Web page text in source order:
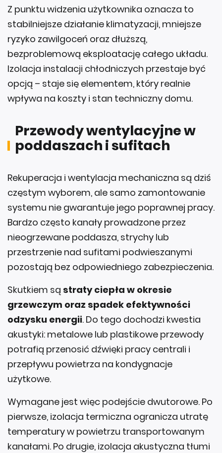
Z punktu widzenia użytkownika oznacza to
stabilniejsze działanie klimatyzacji, mniejsze
ryzyko zawilgoceń oraz dłuższą,
bezproblemową eksploatację całego układu.
Izolacja instalacji chłodniczych przestaje być
opcją – staje się elementem, który realnie
wpływa na koszty i stan techniczny domu.
Przewody wentylacyjne w
poddaszach i sufitach
Rekuperacja i wentylacja mechaniczna są dziś
częstym wyborem, ale samo zamontowanie
systemu nie gwarantuje jego poprawnej pracy.
Bardzo często kanały prowadzone przez
nieogrzewane poddasza, strychy lub
przestrzenie nad sufitami podwieszanymi
pozostają bez odpowiedniego zabezpieczenia.
Skutkiem są straty ciepła w okresie
grzewczym oraz spadek efektywności
odzysku energii. Do tego dochodzi kwestia
akustyki: metalowe lub plastikowe przewody
potrafią przenosić dźwięki pracy centrali i
przepływu powietrza na kondygnacje
użytkowe.
Wymagane jest więc podejście dwutorowe. Po
pierwsze, izolacja termiczna ogranicza utratę
temperatury w powietrzu transportowanym
kanałami. Po drugie, izolacja akustyczna tłumi